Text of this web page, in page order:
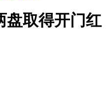
盘取得开门红